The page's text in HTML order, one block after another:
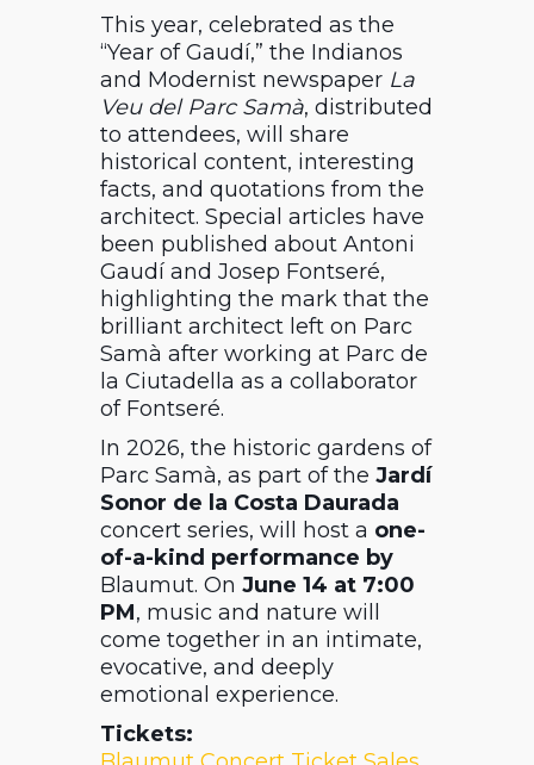
This year, celebrated as the
“Year of Gaudí,” the Indianos
and Modernist newspaper La
Veu del Parc Samà, distributed
to attendees, will share
historical content, interesting
facts, and quotations from the
architect. Special articles have
been published about Antoni
Gaudí and Josep Fontseré,
highlighting the mark that the
brilliant architect left on Parc
Samà after working at Parc de
la Ciutadella as a collaborator
of Fontseré.
In 2026, the historic gardens of
Parc Samà, as part of the Jardí
Sonor de la Costa Daurada
concert series, will host a one-
of-a-kind performance by
Blaumut. On June 14 at 7:00
PM, music and nature will
come together in an intimate,
evocative, and deeply
emotional experience.
Tickets: